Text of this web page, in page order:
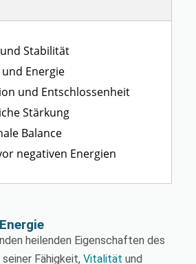
Stabilität
Energie
und Entschlossenheit
Stärkung
Balance
negativen Energien
heilenden Eigenschaften des
Fähigkeit, Vitalität und